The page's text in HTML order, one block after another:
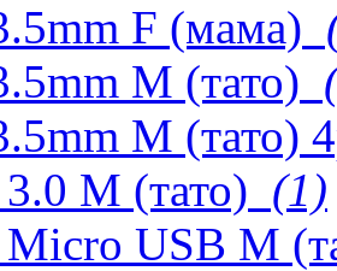
F (мама)
M (тато)
M (тато)
M (тато) (1)
USB M